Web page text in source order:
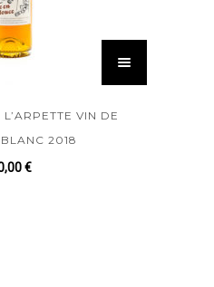
VIN DE
2018
€